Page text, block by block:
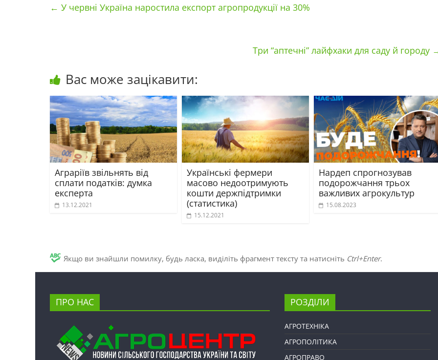
← У червні Україна наростила експорт агропродукції на 30%
Три “аптечні” лайфхаки для саду й городу
Вас може зацікавити:
Аграріїв звільнять від
сплати податків: думка
експерта
13.12.2021
Українські фермери
масово недоотримують
кошти держпідтримки
(статистика)
15.12.2021
Нардеп спрогнозував
подорожчання трьох
важливих агрокультур
15.08.2023
Якщо ви знайшли помилку, будь ласка, виділіть фрагмент тексту та натисніть Ctrl+Enter.
ПРО НАС РОЗДІЛИ
АГРОТЕХНІКА
АГРОПОЛІТИКА
АГРОПРАВО